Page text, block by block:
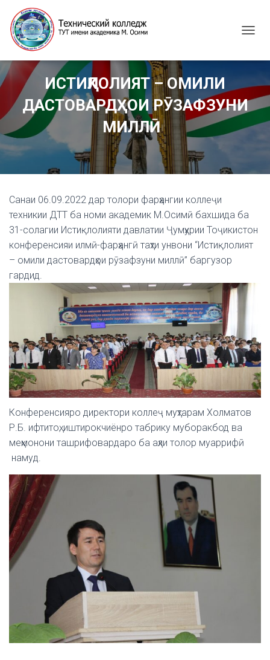
G
L
N
ИСТИҚЛОЛИЯТ – ОМИЛИ
ДАСТОВАРДҲОИ РӮЗАФЗУНИ
МИЛЛӢ
Санаи 06.09.2022 дар толори фарҳангии коллеҷи
техникии ДТТ ба номи академик М.Осимӣ бахшида ба
31-солагии Истиқлолияти давлатии Ҷумҳурии Тоҷикистон
конференсияи илмӣ-фарҳангӣ таҳти унвони “Истиқлолият
– омили дастовардҳои рӯзафзуни миллӣ” баргузор
гардид.
Конференсияро директори коллеҷ муҳтарам Холматов
Р.Б. ифтитоҳ, иштирокчиёнро табрику муборакбод ва
меҳмонони ташрифовардаро ба аҳли толор муаррифӣ
намуд.